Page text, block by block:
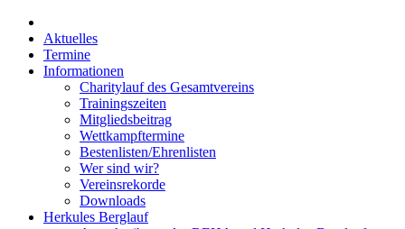
Aktuelles
Termine
Informationen
Charitylauf des Gesamtvereins
Trainingszeiten
Mitgliedsbeitrag
Wettkampftermine
Bestenlisten/Ehrenlisten
Wer sind wir?
Vereinsrekorde
Downloads
Herkules Berglauf